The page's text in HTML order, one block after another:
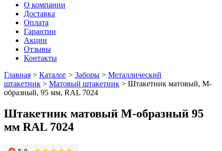
О компании
Доставка
Оплата
Гарантии
Акции
Отзывы
Контакты
Главная > Каталог > Заборы > Металлический
штакетник > Матовый штакетник > Штакетник матовый, М-
образный, 95 мм, RAL 7024
Штакетник матовый М-образный 95
мм RAL 7024